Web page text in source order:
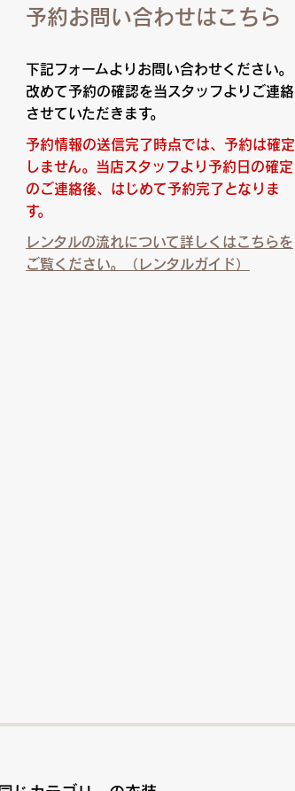
予約お問い合わせはこちら
下記フォームよりお問い合わせください。
改めて予約の確認を当スタッフよりご連絡
させていただきます。
予約情報の送信完了時点では、予約は確定
しません。当店スタッフより予約日の確定
のご連絡後、はじめて予約完了となりま
す。
レンタルの流れについて詳しくはこちらを
ご覧ください。（レンタルガイド）